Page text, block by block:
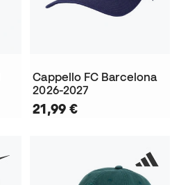
Cappello FC Barcelona
2026-2027
21,99 €